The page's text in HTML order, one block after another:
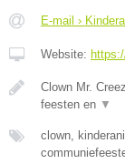
E-mail ›
Website:
Clown Mr.
feesten en ▼
clown,